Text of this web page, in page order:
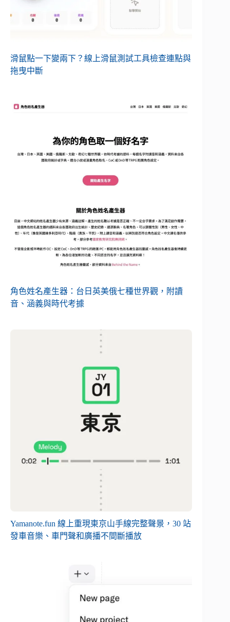
滑鼠點一下變兩下？線上滑鼠測試工具檢查連點與
拖曳中斷
角色姓名產生器：台日英美俄七種世界觀，附讀
音、涵義與時代考據
Yamanote.fun 線上重現東京山手線完整聲景，30 站
發車音樂、車門聲和廣播不間斷播放